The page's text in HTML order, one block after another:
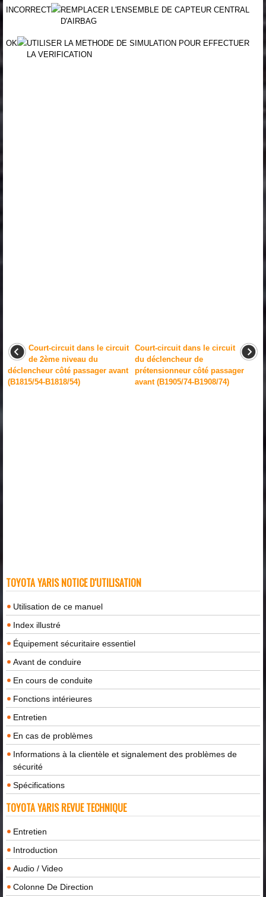
INCORRECT
REMPLACER L'ENSEMBLE DE CAPTEUR CENTRAL
D'AIRBAG
OK
UTILISER LA METHODE DE SIMULATION POUR EFFECTUER
LA VERIFICATION
Court-circuit dans le circuit
de 2ème niveau du
déclencheur côté passager avant
(B1815/54-B1818/54)
Court-circuit dans le circuit
du déclencheur de
prétensionneur côté passager
avant (B1905/74-B1908/74)
TOYOTA YARIS NOTICE D'UTILISATION
Utilisation de ce manuel
Index illustré
Équipement sécuritaire essentiel
Avant de conduire
En cours de conduite
Fonctions intérieures
Entretien
En cas de problèmes
Informations à la clientèle et signalement des problèmes de
sécurité
Spécifications
TOYOTA YARIS REVUE TECHNIQUE
Entretien
Introduction
Audio / Video
Colonne De Direction